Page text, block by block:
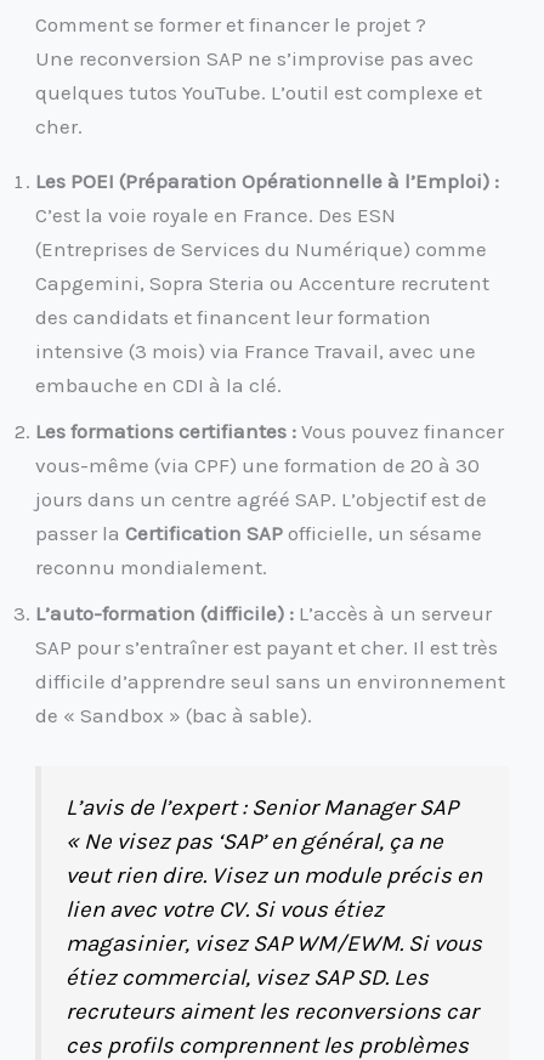
Comment se former et financer le projet ?
Une reconversion SAP ne s’improvise pas avec
quelques tutos YouTube. L’outil est complexe et
cher.
Les POEI (Préparation Opérationnelle à l’Emploi) :
C’est la voie royale en France. Des ESN
(Entreprises de Services du Numérique) comme
Capgemini, Sopra Steria ou Accenture recrutent
des candidats et financent leur formation
intensive (3 mois) via France Travail, avec une
embauche en CDI à la clé.
Les formations certifiantes : Vous pouvez financer
vous-même (via CPF) une formation de 20 à 30
jours dans un centre agréé SAP. L’objectif est de
passer laCertification SAP officielle, un sésame
reconnu mondialement.
L’auto-formation (difficile) : L’accès à un serveur
SAP pour s’entraîner est payant et cher. Il est très
difficile d’apprendre seul sans un environnement
de « Sandbox » (bac à sable).
L’avis de l’expert : Senior Manager SAP
« Ne visez pas ‘SAP’ en général, ça ne
veut rien dire. Visez un module précis en
lien avec votre CV. Si vous étiez
magasinier, visez SAP WM/EWM. Si vous
étiez commercial, visez SAP SD. Les
recruteurs aiment les reconversions car
ces profils comprennent les problèmes